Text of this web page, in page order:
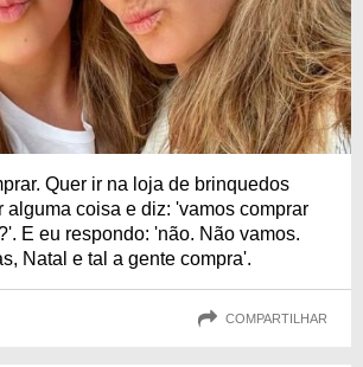
Quer ir na loja de brinquedos
alguma coisa e diz: 'vamos comprar
E eu respondo: 'não. Não vamos.
Natal e tal a gente compra'.
COMPARTILHAR